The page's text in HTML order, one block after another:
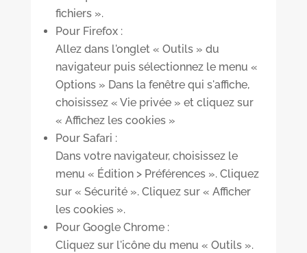
fichiers ».
Pour Firefox :
Allez dans l'onglet « Outils » du
navigateur puis sélectionnez le menu «
Options » Dans la fenêtre qui s'affiche,
choisissez « Vie privée » et cliquez sur
« Affichez les cookies »
Pour Safari :
Dans votre navigateur, choisissez le
menu « Édition > Préférences ». Cliquez
sur « Sécurité ». Cliquez sur « Afficher
les cookies ».
Pour Google Chrome :
Cliquez sur l'icône du menu « Outils ».